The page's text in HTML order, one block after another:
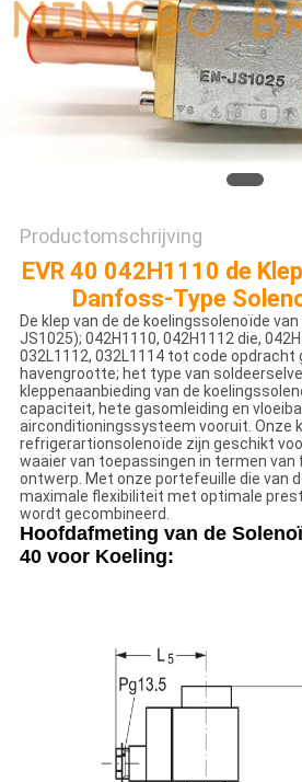
PRIVACYBELEID
Productomschrijving
EVR 40 042H1110 de
Danfoss-Type
De klep van de de koelingssolenoïde van
JS1025); 042H1110, 042H1112 die,
032L1112, 032L1114 tot code opdracht
havengrootte; het type van
kleppenaanbieding van de
capaciteit, hete gasomleiding en
airconditioningssysteem vooruit. Onze
refrigerartionsolenoïde zijn geschikt
waaier van toepassingen in termen
ontwerp. Met onze portefeuille die van
maximale flexibiliteit met optimale
wordt gecombineerd.
Hoofdafmeting van de
40 voor Koeling: